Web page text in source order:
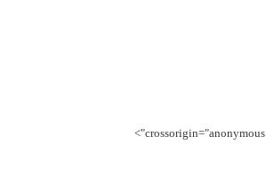
crossorigin="anonymous">